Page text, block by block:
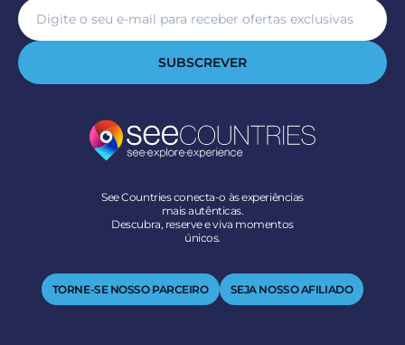
SUBSCREVER
See Countries conecta-o às experiências
mais autênticas.
Descubra, reserve e viva momentos
únicos.
TORNE-SE NOSSO PARCEIRO SEJA NOSSO AFILIADO